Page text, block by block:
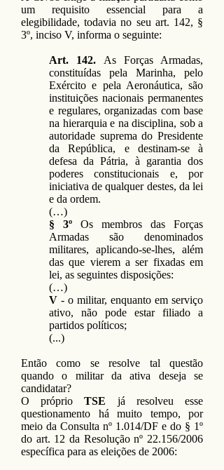
um requisito essencial para a
elegibilidade, todavia no seu art. 142, §
3º, inciso V, informa o seguinte:
Art. 142. As Forças Armadas,
constituídas pela Marinha, pelo
Exército e pela Aeronáutica, são
instituições nacionais permanentes
e regulares, organizadas com base
na hierarquia e na disciplina, sob a
autoridade suprema do Presidente
da República, e destinam-se à
defesa da Pátria, à garantia dos
poderes constitucionais e, por
iniciativa de qualquer destes, da lei
e da ordem.
(…)
§ 3º Os membros das Forças
Armadas são denominados
militares, aplicando-se-lhes, além
das que vierem a ser fixadas em
lei, as seguintes disposições:
(…)
V - o militar, enquanto em serviço
ativo, não pode estar filiado a
partidos políticos;
(...)
Então como se resolve tal questão
quando o militar da ativa deseja se
candidatar?
O próprioTSE já resolveu esse
questionamento há muito tempo, por
meio da Consulta nº 1.014/DF e do § 1º
do art. 12 da Resolução nº 22.156/2006
específica para as eleições de 2006: